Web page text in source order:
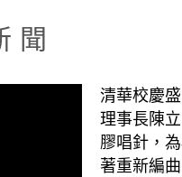
聞
清華校慶
理事長陳
膠唱針，
著重新編